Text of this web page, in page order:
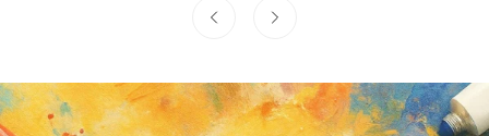
Confirm your age